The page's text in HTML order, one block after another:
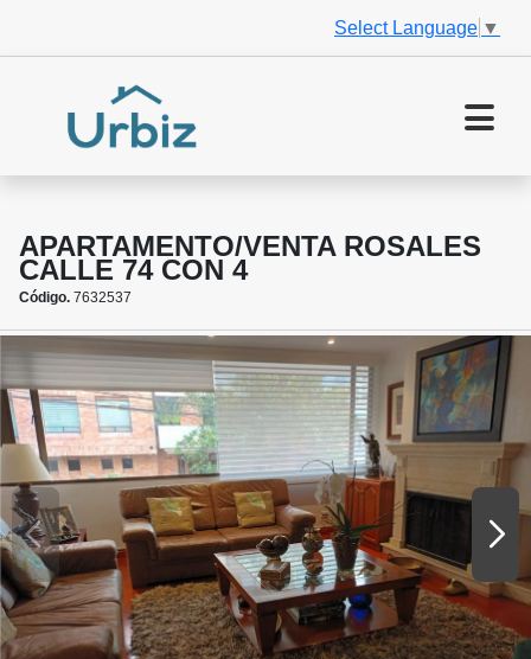
Select Language ▼
APARTAMENTO/VENTA ROSALES
CALLE 74 CON 4
Código. 7632537